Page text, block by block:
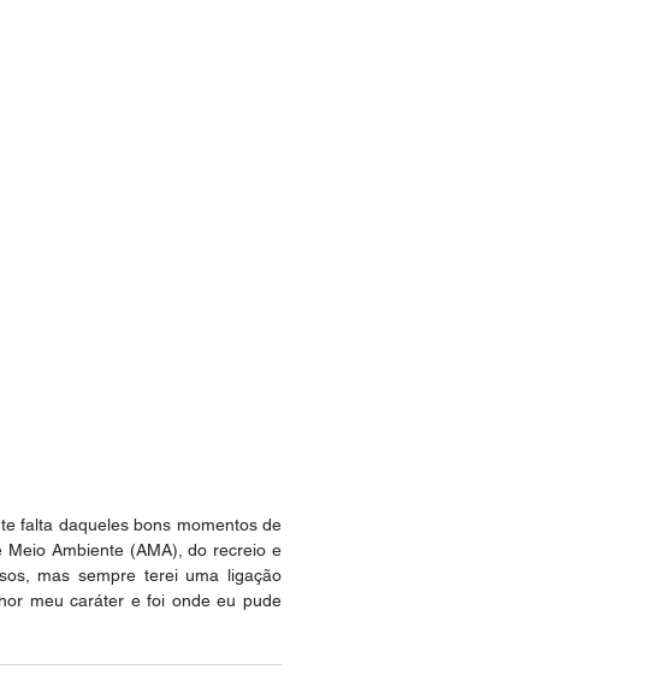
falta daqueles bons momentos de
Ambiente (AMA), do recreio e
mas sempre terei uma ligação
meu caráter e foi onde eu pude